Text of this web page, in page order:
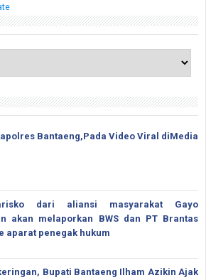
Bantaeng,Pada Video Viral diMedia
dari aliansi masyarakat Gayo
akan melaporkan BWS dan PT Brantas
aparat penegak hukum
Bupati Bantaeng Ilham Azikin Ajak